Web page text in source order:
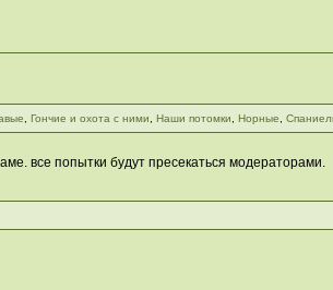
Гончие и охота с ними Наши потомки Норные
все попытки будут пресекаться модераторами.